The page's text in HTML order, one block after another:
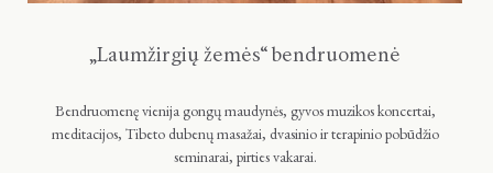
„Laumžirgių žemės“ bendruomenė
Bendruomenę vienija gongų maudynės, gyvos muzikos koncertai,
meditacijos, Tibeto dubenų masažai, dvasinio ir terapinio pobūdžio
seminarai, pirties vakarai.